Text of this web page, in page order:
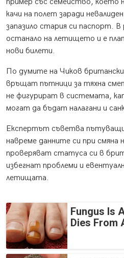
качи на полет заради
запазило стария си паспорт.
останало на летището и е
нови билети.
По думите на Чиков
връщат пътници за тяхна
не фигурират в системата,
могат да бъдат налагани и
Експертът съветва
навреме данните си при смяна
проверяват статуса си в
избегнат проблеми и
летищата.
Fungus Is
Dies From